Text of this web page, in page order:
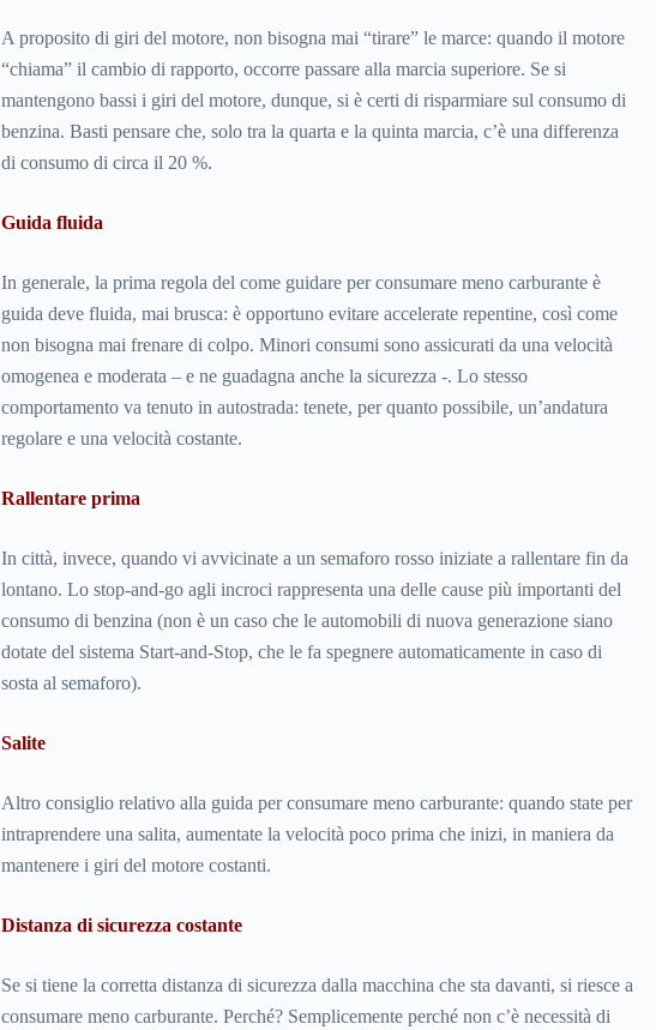
A proposito di giri del motore, non bisogna mai “tirare” le marce: quando il motore
“chiama” il cambio di rapporto, occorre passare alla marcia superiore. Se si
mantengono bassi i giri del motore, dunque, si è certi di risparmiare sul consumo di
benzina. Basti pensare che, solo tra la quarta e la quinta marcia, c’è una differenza
di consumo di circa il 20 %.
Guida fluida
In generale, la prima regola del come guidare per consumare meno carburante è
guida deve fluida, mai brusca: è opportuno evitare accelerate repentine, così come
non bisogna mai frenare di colpo. Minori consumi sono assicurati da una velocità
omogenea e moderata – e ne guadagna anche la sicurezza -. Lo stesso
comportamento va tenuto in autostrada: tenete, per quanto possibile, un’andatura
regolare e una velocità costante.
Rallentare prima
In città, invece, quando vi avvicinate a un semaforo rosso iniziate a rallentare fin da
lontano. Lo stop-and-go agli incroci rappresenta una delle cause più importanti del
consumo di benzina (non è un caso che le automobili di nuova generazione siano
dotate del sistema Start-and-Stop, che le fa spegnere automaticamente in caso di
sosta al semaforo).
Salite
Altro consiglio relativo alla guida per consumare meno carburante: quando state per
intraprendere una salita, aumentate la velocità poco prima che inizi, in maniera da
mantenere i giri del motore costanti.
Distanza di sicurezza costante
Se si tiene la corretta distanza di sicurezza dalla macchina che sta davanti, si riesce a
consumare meno carburante. Perché? Semplicemente perché non c’è necessità di